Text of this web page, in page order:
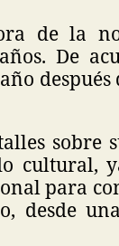
de la
De
después
sobre
cultural,
para
desde